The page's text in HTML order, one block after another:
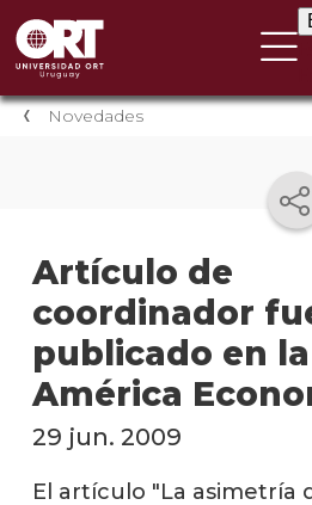
Novedades
Artículo de
coordinador
publicado en
América
29 jun. 2009
El artículo "La asimetría